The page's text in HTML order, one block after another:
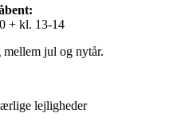
+ kl. 13-14
jul og nytår.
lejligheder